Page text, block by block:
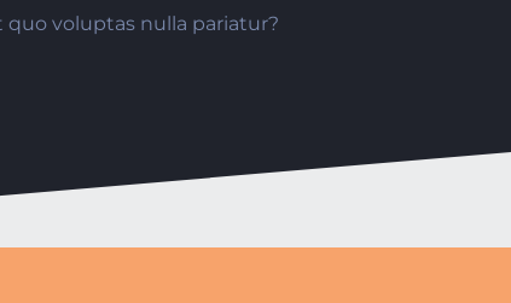
voluptas nulla pariatur?